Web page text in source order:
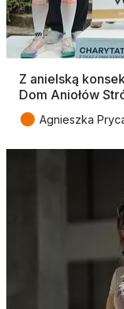
Z anielską
Dom Aniołów
● Agnieszka